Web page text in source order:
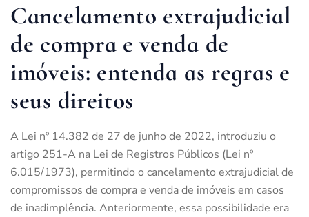
Cancelamento extrajudicial
de compra e venda de
imóveis: entenda as regras e
seus direitos
A Lei nº 14.382 de 27 de junho de 2022, introduziu o
artigo 251-A na Lei de Registros Públicos (Lei nº
6.015/1973), permitindo o cancelamento extrajudicial de
compromissos de compra e venda de imóveis em casos
de inadimplência. Anteriormente, essa possibilidade era